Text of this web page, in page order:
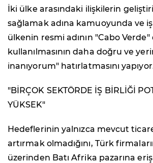
İki ülke arasındaki ilişkilerin
sağlamak adına kamuoyunda ve
ülkenin resmi adının "Cabo Verde"
kullanılmasının daha doğru ve
inanıyorum" hatırlatmasını
"BİRÇOK SEKTÖRDE İŞ BİRLİĞİ
YÜKSEK"
Hedeflerinin yalnızca mevcut
artırmak olmadığını, Türk
üzerinden Batı Afrika pazarına